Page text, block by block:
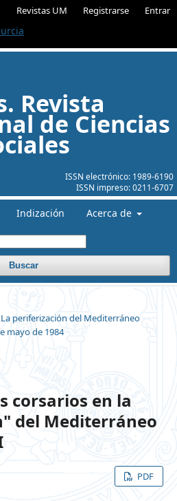
Revistas UM Registrarse Entrar
ISSN electrónico: 1989-6190
ISSN impreso:0211-6707
Revista
de Ciencias
Indización Acerca de
Buscar
periferización del Mediterráneo
mayo de 1984
corsarios en la
del Mediterráneo
PDF